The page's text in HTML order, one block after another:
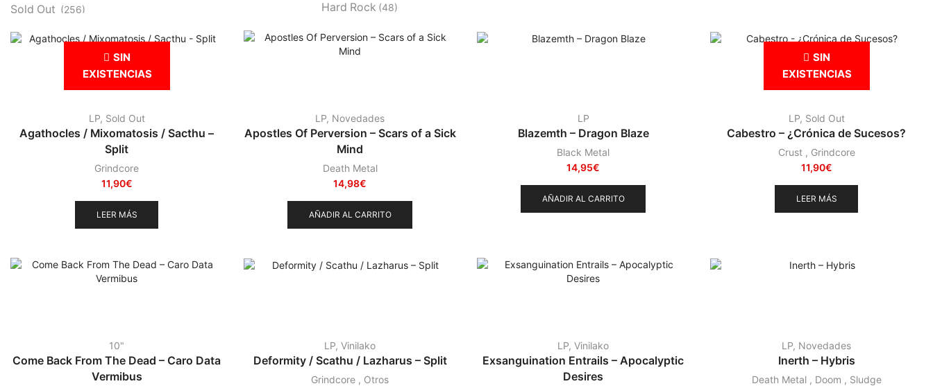
Sold Out (256) Hard Rock (48)
Hardcore
Heavy Metal
Punk(146)
Sludge(35)
Stoner(22)
Thrash Metal
SIN
EXISTENCIAS
LP, Sold Out
Agathocles / Mixomatosis / Sacthu –
Split
Grindcore
11,90€
LEER MÁS
LP, Novedades
Apostles Of Perversion – Scars of a Sick
Mind
Death Metal
14,98€
AÑADIR AL CARRITO
LP
Blazemth – Dragon Blaze
Black Metal
14,95€
AÑADIR AL CARRITO
SIN
EXISTENCIAS
LP, Sold Out
Cabestro – ¿Crónica de Sucesos?
Crust, Grindcore
11,90€
LEER MÁS
10"
Come Back From The Dead – Caro Data
Vermibus
LP, Vinilako
Deformity / Scathu / Lazharus – Split
Grindcore , Otros
LP, Vinilako
Exsanguination Entrails – Apocalyptic
Desires
LP, Novedades
Inerth – Hybris
Death Metal, Doom , Sludge